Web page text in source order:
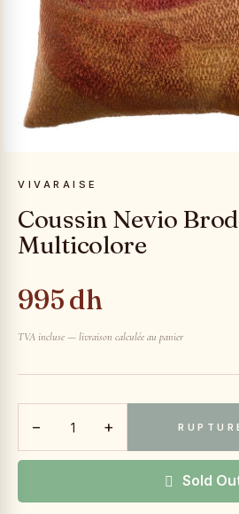
VIVARAISE
Coussin Nevio
Multicolore
995 dh
TVA incluse — livraison calculée au panier
− +
Sold